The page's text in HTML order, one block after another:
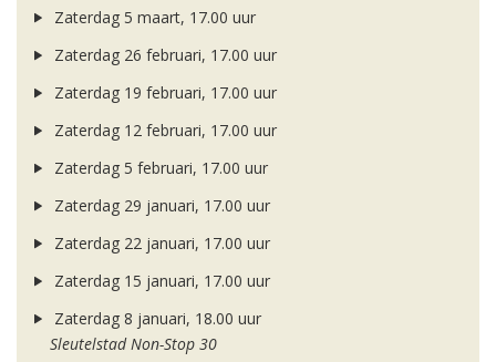
Zaterdag 5 maart, 17.00 uur
Zaterdag 26 februari, 17.00 uur
Zaterdag 19 februari, 17.00 uur
Zaterdag 12 februari, 17.00 uur
Zaterdag 5 februari, 17.00 uur
Zaterdag 29 januari, 17.00 uur
Zaterdag 22 januari, 17.00 uur
Zaterdag 15 januari, 17.00 uur
Zaterdag 8 januari, 18.00 uur
Sleutelstad Non-Stop 30